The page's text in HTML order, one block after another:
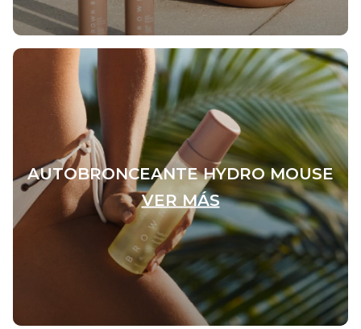
AUTOBRONCEANTE HYDRO MOUSE
VER MÁS